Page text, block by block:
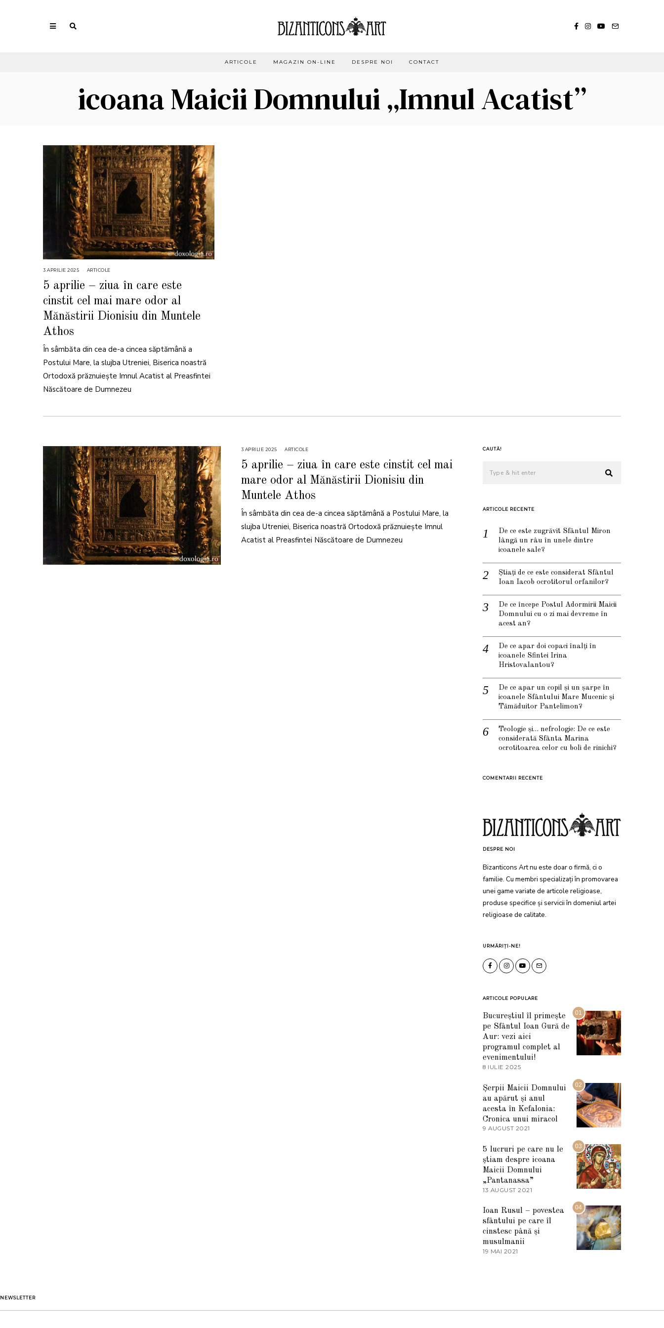
ARTICOLE MAGAZIN ON-LINE DESPRE NOI CONTACT
icoana Maicii Domnului „Imnul Acatist”
3 APRILIE 2025
R
L
I
E
2
ARTICOLE
5 aprilie – ziua în care este
cinstit cel mai mare odor al
Mănăstirii Dionisiu din Muntele
Athos
În sâmbăta din cea de-a cincea săptămână a
Postului Mare, la slujba Utreniei, Biserica noastră
Ortodoxă prăznuiește Imnul Acatist al Preasfintei
Născătoare de Dumnezeu
3 APRILIE 2025
P
R
L
I
2
5
ARTICOLE
5 aprilie – ziua în care este cinstit cel mai
mare odor al Mănăstirii Dionisiu din
Muntele Athos
În sâmbăta din cea de-a cincea săptămână a Postului Mare, la
slujba Utreniei, Biserica noastră Ortodoxă prăznuiește Imnul
Acatist al Preasfintei Născătoare de Dumnezeu
CAUTĂ!
ARTICOLE RECENTE
De ce este zugrăvit Sfântul Miron
lângă un râu în unele dintre
icoanele sale?
Știați de ce este considerat Sfântul
Ioan Iacob ocrotitorul orfanilor?
De ce începe Postul Adormirii Maicii
Domnului cu o zi mai devreme în
acest an?
De ce apar doi copaci înalți în
icoanele Sfintei Irina
Hristovalantou?
De ce apar un copil și un șarpe în
icoanele Sfântului Mare Mucenic și
Tămăduitor Pantelimon?
Teologie și… nefrologie: De ce este
considerată Sfânta Marina
ocrotitoarea celor cu boli de rinichi?
COMENTARII RECENTE
DESPRE NOI
Bizanticons Art nu este doar o firmă, ci o
familie. Cu membri specializați în promovarea
unei game variate de articole religioase,
produse specifice și servicii în domeniul artei
religioase de calitate.
URMĂRIȚI-NE!
ARTICOLE POPULARE
01
Bucureștiul îl primește
pe Sfântul Ioan Gură de
Aur: vezi aici
programul complet al
evenimentului!
8 IULIE 2025
U
L
I
2
0
5
02
Șerpii Maicii Domnului
au apărut și anul
acesta în Kefalonia:
Cronica unui miracol
9 AUGUST 2021
A
R
T
I
2
2
2
03
5 lucruri pe care nu le
știam despre icoana
Maicii Domnului
„Pantanassa”
13 AUGUST 2021
U
G
U
S
04
Ioan Rusul – povestea
sfântului pe care îl
cinstesc până și
musulmanii
19 MAI 2021
NEWSLETTER